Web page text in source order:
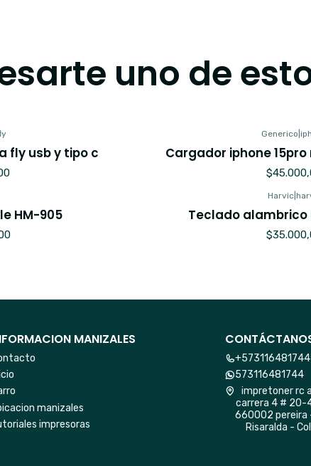
uno de
fly usb y tipo c
Generico |
Cargador iphone
HM-905
Harvic|
Teclado
MANIZALES
manizales
impresoras
+573116481744
573116481744
impretoner rc
carrera 4 # 20-
660002 pereira
Risaralda -